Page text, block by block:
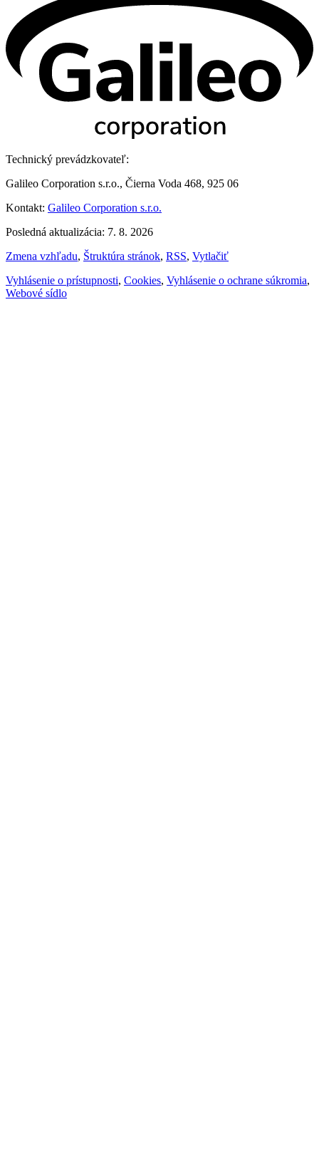
Technický prevádzkovateľ:
Galileo Corporation s.r.o., Čierna Voda 468, 925 06
Kontakt: Galileo Corporation s.r.o.
Posledná aktualizácia: 7. 8. 2026
Zmena vzhľadu, Štruktúra stránok, RSS, Vytlačiť
Vyhlásenie o prístupnosti, Cookies, Vyhlásenie o ochrane súkromia,
Webové sídlo